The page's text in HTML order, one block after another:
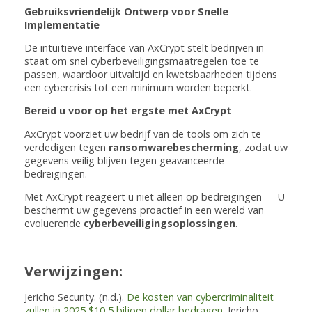
Gebruiksvriendelijk Ontwerp voor Snelle
Implementatie
De intuïtieve interface van AxCrypt stelt bedrijven in
staat om snel cyberbeveiligingsmaatregelen toe te
passen, waardoor uitvaltijd en kwetsbaarheden tijdens
een cybercrisis tot een minimum worden beperkt.
Bereid u voor op het ergste met AxCrypt
AxCrypt voorziet uw bedrijf van de tools om zich te
verdedigen tegen ransomwarebescherming, zodat uw
gegevens veilig blijven tegen geavanceerde
bedreigingen.
Met AxCrypt reageert u niet alleen op bedreigingen — U
beschermt uw gegevens proactief in een wereld van
evoluerende cyberbeveiligingsoplossingen.
Verwijzingen:
Jericho Security. (n.d.). De kosten van cybercriminaliteit